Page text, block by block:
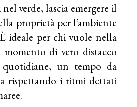
verde, lascia emergere il
proprietà per l’ambiente
ideale per chi vuole nella
di vero distacco
un tempo da
rispettando i ritmi dettati